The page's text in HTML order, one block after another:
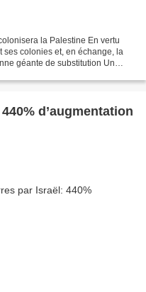
la Palestine En vertu
ses colonies et, en échange, la
géante de substitution Un
d’augmentation